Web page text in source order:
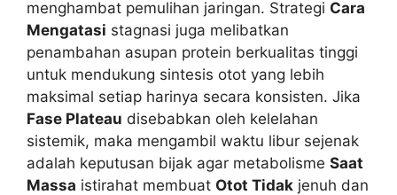
menghambat pemulihan jaringan. Strategi Cara
Mengatasi stagnasi juga melibatkan
penambahan asupan protein berkualitas tinggi
untuk mendukung sintesis otot yang lebih
maksimal setiap harinya secara konsisten. Jika
Fase Plateau disebabkan oleh kelelahan
sistemik, maka mengambil waktu libur sejenak
adalah keputusan bijak agar metabolisme Saat
Massa istirahat membuat Otot Tidak jenuh dan